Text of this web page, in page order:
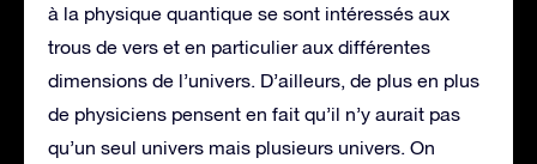
à la physique quantique se sont intéressés aux
trous de vers et en particulier aux différentes
dimensions de l’univers. D’ailleurs, de plus en plus
de physiciens pensent en fait qu’il n’y aurait pas
qu’un seul univers mais plusieurs univers. On